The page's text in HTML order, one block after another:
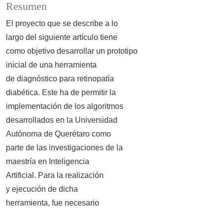
Resumen
El proyecto que se describe a lo
largo del siguiente artículo tiene
como objetivo desarrollar un prototipo
inicial de una herramienta
de diagnóstico para retinopatía
diabética. Este ha de permitir la
implementación de los algoritmos
desarrollados en la Universidad
Autónoma de Querétaro como
parte de las investigaciones de la
maestría en Inteligencia
Artificial. Para la realización
y ejecución de dicha
herramienta, fue necesario